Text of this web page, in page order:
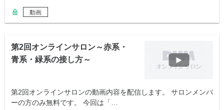
動画
第2回オンラインサロン～赤系・
青系・緑系の接し方～
第2回オンラインサロンの動画内容を配信します。 サロンメンバ
ーの方のみ無料です。 今回は「…